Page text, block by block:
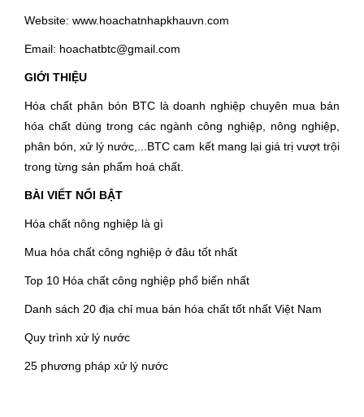
Website: www.hoachatnhapkhauvn.com
Email: hoachatbtc@gmail.com
GIỚI THIỆU
Hóa chất phân bón BTC là doanh nghiệp chuyên mua bán
hóa chất dùng trong các ngành công nghiệp, nông nghiệp,
phân bón, xử lý nước,...BTC cam kết mang lại giá trị vượt trội
trong từng sản phẩm hoá chất.
BÀI VIẾT NỔI BẬT
Hóa chất nông nghiệp là gì
Mua hóa chất công nghiệp ở đâu tốt nhất
Top 10 Hóa chất công nghiệp phổ biến nhất
Danh sách 20 địa chỉ mua bán hóa chất tốt nhất Việt Nam
Quy trình xử lý nước
25 phương pháp xử lý nước